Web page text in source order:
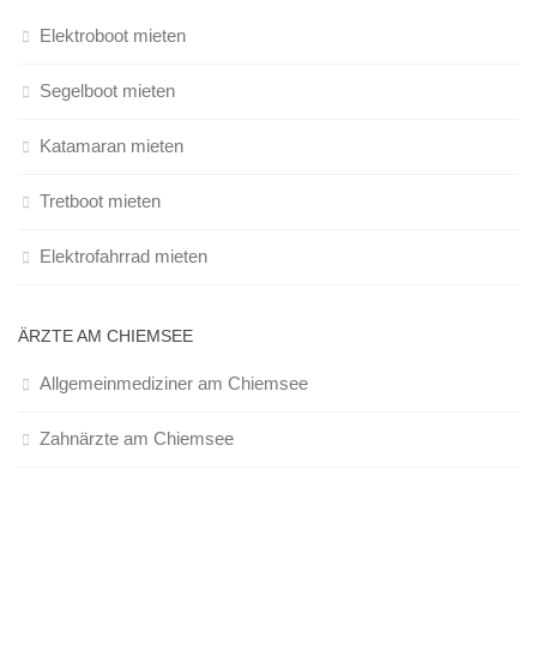
Elektroboot mieten
Segelboot mieten
Katamaran mieten
Tretboot mieten
Elektrofahrrad mieten
ÄRZTE AM CHIEMSEE
Allgemeinmediziner am Chiemsee
Zahnärzte am Chiemsee